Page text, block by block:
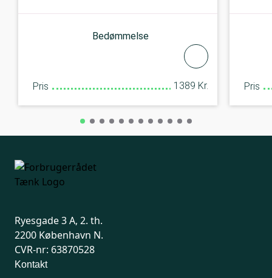
Bedømmelse
Pris 1389 Kr. Pris
Ryesgade 3 A, 2. th.
2200 København N.
CVR-nr: 63870528
Kontakt